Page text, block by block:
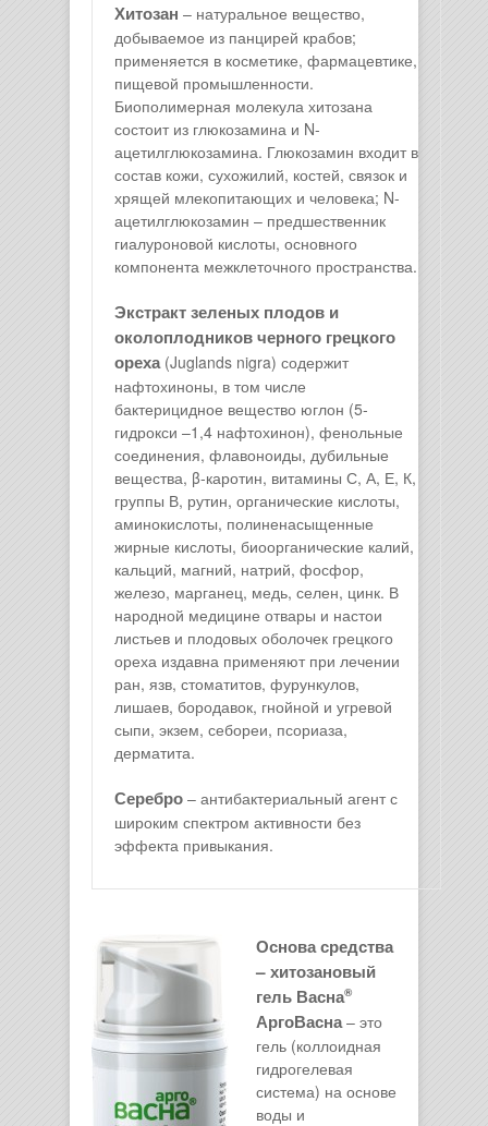
Хитозан – натуральное вещество,
добываемое из панцирей крабов;
применяется в косметике, фармацевтике,
пищевой промышленности.
Биополимерная молекула хитозана
состоит из глюкозамина и N-
ацетилглюкозамина. Глюкозамин входит в
состав кожи, сухожилий, костей, связок и
хрящей млекопитающих и человека; N-
ацетилглюкозамин – предшественник
гиалуроновой кислоты, основного
компонента межклеточного пространства.
Экстракт зеленых плодов и
околоплодников черного грецкого
ореха(Juglands nigra) содержит
нафтохиноны, в том числе
бактерицидное вещество юглон (5-
гидрокси –1,4 нафтохинон), фенольные
соединения, флавоноиды, дубильные
вещества, β-каротин, витамины С, А, Е, К,
группы В, рутин, органические кислоты,
аминокислоты, полиненасыщенные
жирные кислоты, биоорганические калий,
кальций, магний, натрий, фосфор,
железо, марганец, медь, селен, цинк. В
народной медицине отвары и настои
листьев и плодовых оболочек грецкого
ореха издавна применяют при лечении
ран, язв, стоматитов, фурункулов,
лишаев, бородавок, гнойной и угревой
сыпи, экзем, себореи, псориаза,
дерматита.
Серебро – антибактериальный агент с
широким спектром активности без
эффекта привыкания.
Основа средства
– хитозановый
гель Васна®
АргоВасна– это
гель (коллоидная
гидрогелевая
система) на основе
воды и